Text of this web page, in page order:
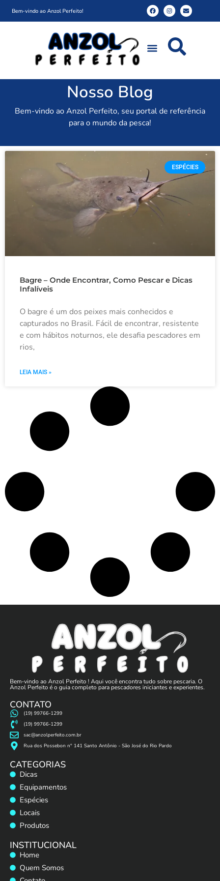
Bem-vindo ao Anzol Perfeito!
Nosso Blog
Bem-vindo ao Anzol Perfeito, seu portal de referência
para o mundo da pesca!
ESPÉCIES
Bagre – Onde Encontrar, Como Pescar e Dicas
Infalíveis
O bagre é um dos peixes mais conhecidos e
capturados no Brasil. Fácil de encontrar, resistente
e com hábitos noturnos, ele desafia pescadores em
rios,
LEIA MAIS »
Bem-vindo ao Anzol Perfeito ! Aqui você encontra tudo sobre pescaria. O
Anzol Perfeito é o guia completo para pescadores iniciantes e experientes.
CONTATO
(19) 99766-1299
(19) 99766-1299
sac@anzolperfeito.com.br
Rua dos Possebon n° 141 Santo Antônio - São José do Rio Pardo
CATEGORIAS
Dicas
Equipamentos
Espécies
Locais
Produtos
INSTITUCIONAL
Home
Quem Somos